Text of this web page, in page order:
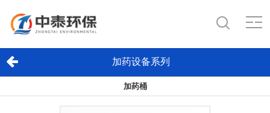
加药设备系列
加药桶